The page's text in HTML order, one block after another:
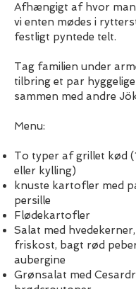
Afhængigt af hvor
vi enten mødes i
festligt pyntede telt.
Tag familien under
tilbring et par
sammen med andre
Menu:
To typer af grillet kød
eller kylling)
knuste kartofler med
persille
Flødekartofler
Salat med
friskost, bagt rød
aubergine
Grønsalat med